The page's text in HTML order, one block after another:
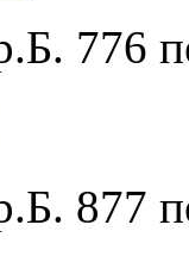
776
877